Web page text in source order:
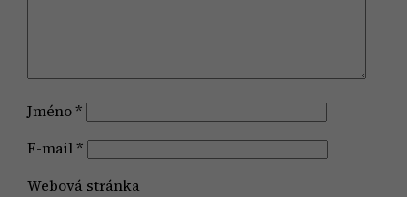
Jméno*
E-mail*
Webová stránka